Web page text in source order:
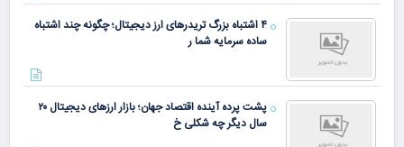
۴ اشتباه بزرگ تریدرهای ارز دیجیتال؛ چگونه چند اشتباه
ساده سرمایه شما ر
پشت پرده آینده اقتصاد جهان؛ بازار ارزهای دیجیتال ۲۰
سال دیگر چه شکلی خ